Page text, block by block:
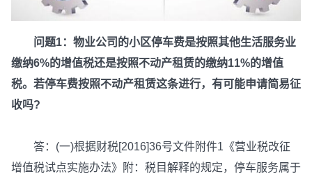
问题1：物业公司的小区停车费是按照其他生活服务业
缴纳6%的增值税还是按照不动产租赁的缴纳11%的增值
税。若停车费按照不动产租赁这条进行，有可能申请简易征
收吗?
答：(一)根据财税[2016]36号文件附件1《营业税改征
增值税试点实施办法》附：税目解释的规定，停车服务属于